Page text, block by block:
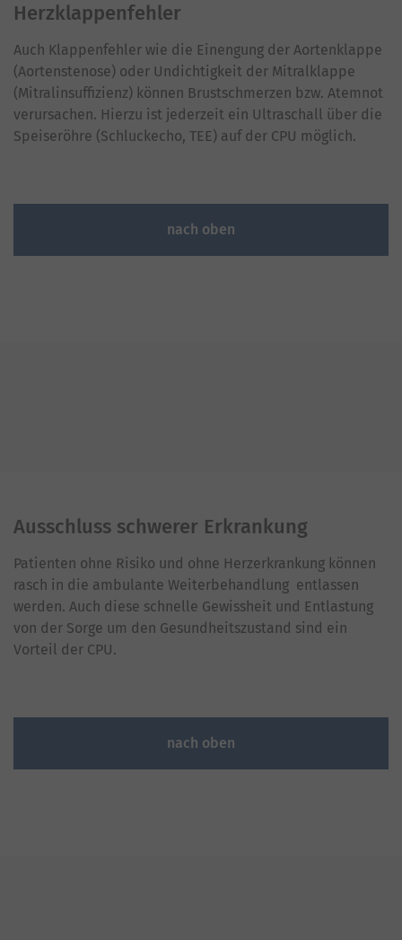
Herzklappenfehler
Auch Klappenfehler wie die Einengung der Aortenklappe
(Aortenstenose) oder Undichtigkeit der Mitralklappe
(Mitralinsuffizienz) können Brustschmerzen bzw. Atemnot
verursachen. Hierzu ist jederzeit ein Ultraschall über die
Speiseröhre (Schluckecho, TEE) auf der CPU möglich.
nach oben
Ausschluss schwerer Erkrankung
Patienten ohne Risiko und ohne Herzerkrankung können
rasch in die ambulante Weiterbehandlung entlassen
werden. Auch diese schnelle Gewissheit und Entlastung
von der Sorge um den Gesundheitszustand sind ein
Vorteil der CPU.
nach oben